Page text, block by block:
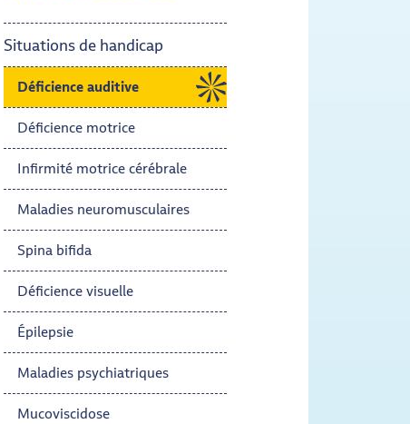
Situations de handicap
Déficience auditive
- Actif
Déficience motrice
Infirmité motrice cérébrale
Maladies neuromusculaires
Spina bifida
Déficience visuelle
Épilepsie
Maladies psychiatriques
Mucoviscidose